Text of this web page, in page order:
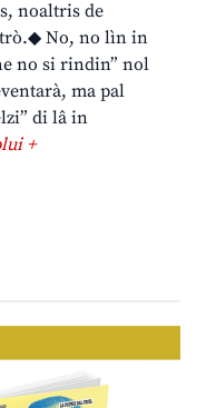
noaltris de
No, no lìn in
no si rindin” nol
ma pal
di lâ in
+